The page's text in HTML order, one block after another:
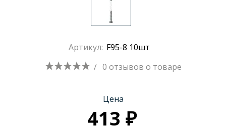
Душевые поддоны
Душевые уголки и ограждения
Артикул: F95-8 10шт
/ 0 отзывов о товаре
Цена
413 ₽